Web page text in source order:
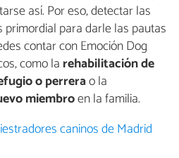
así. Por eso, detectar las
para darle las pautas
contar con Emoción Dog
como la rehabilitación de
o perrerao la
miembroen la familia.
caninos de Madrid